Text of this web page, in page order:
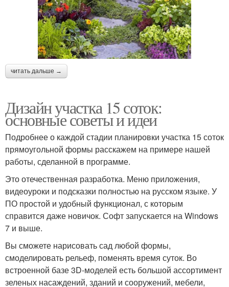
читать дальше →
Дизайн участка 15 соток:
основные советы и идеи
Подробнее о каждой стадии планировки участка 15 соток
прямоугольной формы расскажем на примере нашей
работы, сделанной в программе.
Это отечественная разработка. Меню приложения,
видеоуроки и подсказки полностью на русском языке. У
ПО простой и удобный функционал, с которым
справится даже новичок. Софт запускается на Windows
7 и выше.
Вы сможете нарисовать сад любой формы,
смоделировать рельеф, поменять время суток. Во
встроенной базе 3D-моделей есть большой ассортимент
зеленых насаждений, зданий и сооружений, мебели,